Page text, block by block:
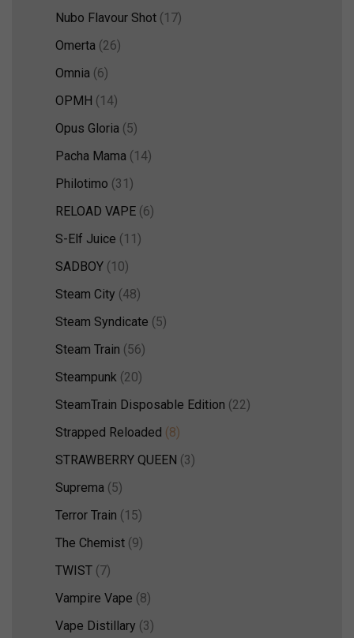
Nubo Flavour Shot (17)
Omerta (26)
Omnia (6)
OPMH (14)
Opus Gloria (5)
Pacha Mama (14)
Philotimo (31)
RELOAD VAPE (6)
S-Elf Juice (11)
SADBOY (10)
Steam City (48)
Steam Syndicate (5)
Steam Train (56)
Steampunk (20)
SteamTrain Disposable Edition (22)
Strapped Reloaded (8)
STRAWBERRY QUEEN (3)
Suprema (5)
Terror Train (15)
The Chemist (9)
TWIST (7)
Vampire Vape (8)
Vape Distillary (3)